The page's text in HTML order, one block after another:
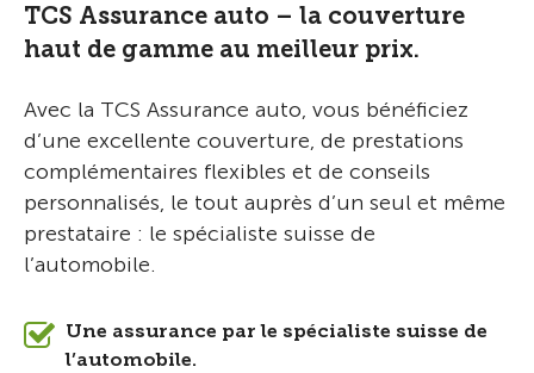
TCS Assurance auto – la couverture
haut de gamme au meilleur prix.
Avec la TCS Assurance auto, vous bénéficiez
d’une excellente couverture, de prestations
complémentaires flexibles et de conseils
personnalisés, le tout auprès d’un seul et même
prestataire : le spécialiste suisse de
l’automobile.
Une assurance par le spécialiste suisse de
l’automobile.